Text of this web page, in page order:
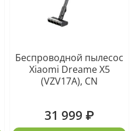
Беспроводной пылесос
Xiaomi Dreame X5
(VZV17A), CN
31 999 ₽